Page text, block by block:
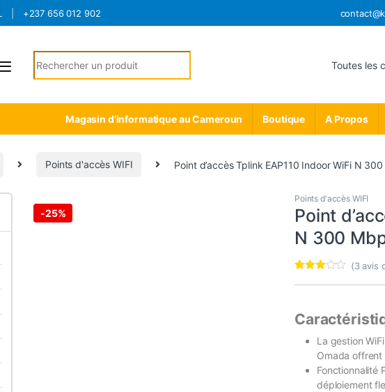
+237 656 012 902
Search for:
Magasin d’informatique au Cameroun Boutique A Propos
Points d'accès WIFI Point d’accès Tplink EAP110 Indoor WiFi N
-25%
Points d'accès WIFI
Point
N 300
sur
(3avis
La gestion
Omada offrent
Fonctionnalité
déploiement